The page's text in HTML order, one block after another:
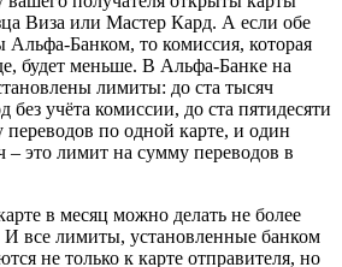
Виза или Мастер Кард. А если обе
Банком, то комиссия, которая
будет меньше. В Альфа-Банке на
лимиты: до ста тысяч
без учёта комиссии, до ста пятидесяти
по одной карте, и один
– это лимит на сумму переводов в
в месяц можно делать не более
И все лимиты, установленные банком
не только к карте отправителя, но